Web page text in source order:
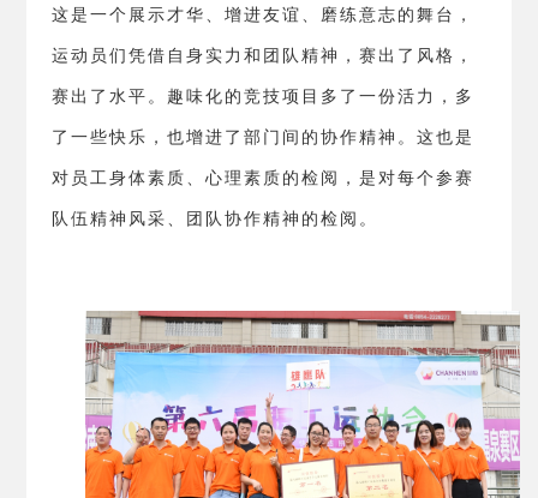
这是一个展示才华、增进友谊、磨练意志的舞台，
运动员们凭借自身实力和团队精神，赛出了风格，
赛出了水平。趣味化的竞技项目多了一份活力，多
了一些快乐，也增进了部门间的协作精神。这也是
对员工身体素质、心理素质的检阅，是对每个参赛
队伍精神风采、团队协作精神的检阅。